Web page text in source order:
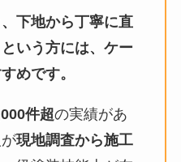
下地から丁寧に直
いう方には、ケー
めです。
件超の実績があ
現地調査から施工